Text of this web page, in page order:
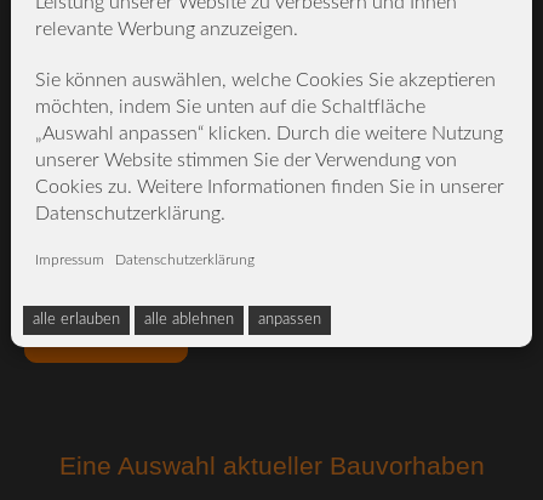
Nachricht
Ich erkläre mich mit der Datenschutzerklärung einverstanden.
Absenden
Eine Auswahl aktueller Bauvorhaben
relevante Werbung anzuzeigen.
Sie können auswählen, welche Cookies Sie akzeptieren
möchten, indem Sie unten auf die Schaltfläche
„Auswahl anpassen“ klicken. Durch die weitere Nutzung
unserer Website stimmen Sie der Verwendung von
Cookies zu. Weitere Informationen finden Sie in unserer
Datenschutzerklärung.
Impressum Datenschutzerklärung
alle erlauben alle ablehnen anpassen